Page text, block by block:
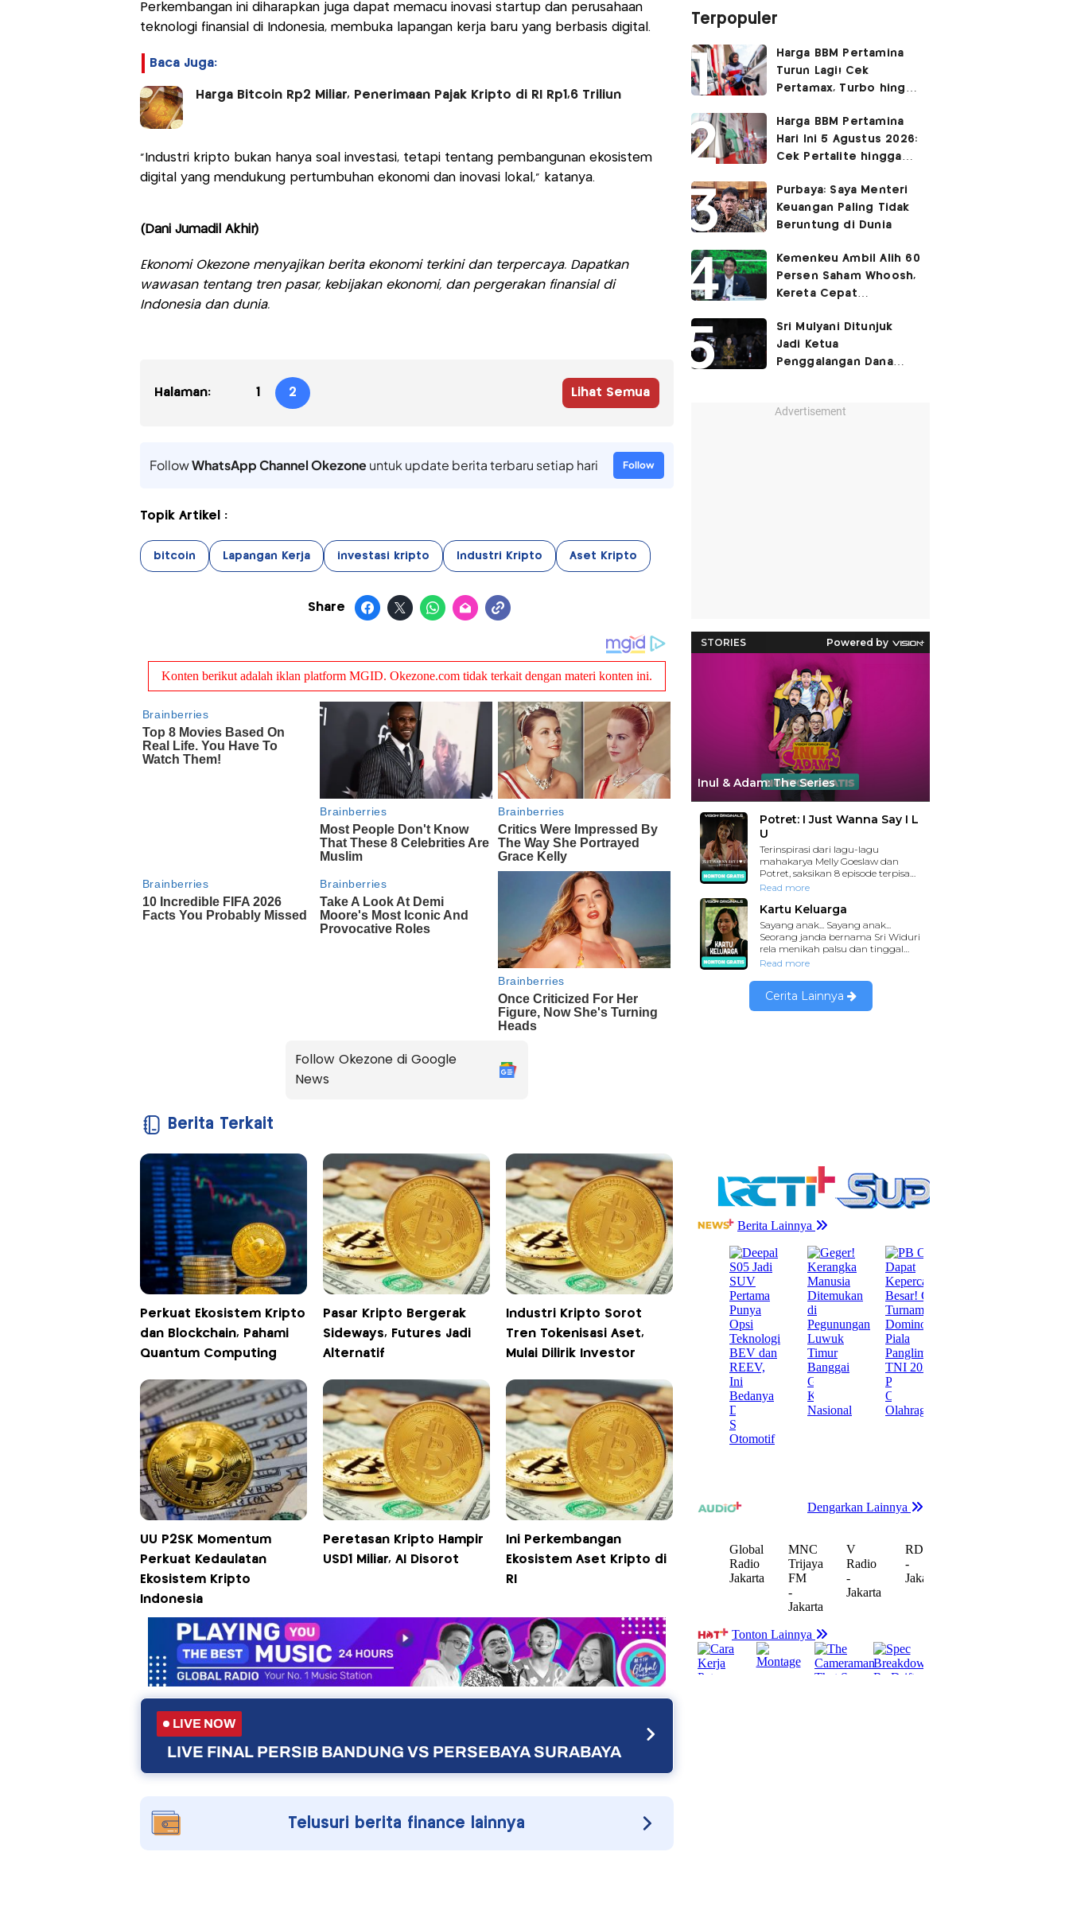
Perkembangan ini diharapkan juga dapat memacu inovasi startup dan perusahaan
teknologi finansial di Indonesia, membuka lapangan kerja baru yang berbasis digital.
Baca Juga:
Harga Bitcoin Rp2 Miliar, Penerimaan Pajak Kripto di RI Rp1,6 Triliun
"Industri kripto bukan hanya soal investasi, tetapi tentang pembangunan ekosistem
digital yang mendukung pertumbuhan ekonomi dan inovasi lokal," katanya.
(Dani Jumadil Akhir)
Ekonomi Okezone menyajikan berita ekonomi terkini dan terpercaya. Dapatkan
wawasan tentang tren pasar, kebijakan ekonomi, dan pergerakan finansial di
Indonesia dan dunia.
Halaman: 1 2 Lihat Semua
FollowWhatsApp Channel Okezoneuntuk update berita terbaru setiap hari Follow
Topik Artikel :
bitcoin Lapangan Kerja investasi kripto Industri Kripto Aset Kripto
Share
Follow Okezone di Google
News
Berita Terkait
Perkuat Ekosistem Kripto
dan Blockchain, Pahami
Quantum Computing
Pasar Kripto Bergerak
Sideways, Futures Jadi
Alternatif
Industri Kripto Sorot
Tren Tokenisasi Aset,
Mulai Dilirik Investor
UU P2SK Momentum
Perkuat Kedaulatan
Ekosistem Kripto
Indonesia
Peretasan Kripto Hampir
USD1 Miliar, AI Disorot
Ini Perkembangan
Ekosistem Aset Kripto di
RI
LIVE NOW
LIVE FINAL PERSIB BANDUNG VS PERSEBAYA SURABAYA
Telusuri berita finance lainnya
Terpopuler
Harga BBM Pertamina
Turun Lagi! Cek
Pertamax, Turbo hingga
Agustus 2026
Harga BBM Pertamina
Hari Ini 5 Agustus 2026:
Cek Pertalite hingga
Turun
Purbaya: Saya Menteri
Keuangan Paling Tidak
Beruntung di Dunia
Kemenkeu Ambil Alih 60
Persen Saham Whoosh,
Kereta Cepat
Surabaya
Sri Mulyani Ditunjuk
Jadi Ketua
Penggalangan Dana
Advertisement